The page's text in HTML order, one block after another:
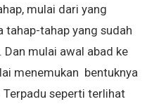
mulai dari yang
tahap-tahap yang sudah
mulai awal abad ke
menemukan bentuknya
Terpadu seperti terlihat